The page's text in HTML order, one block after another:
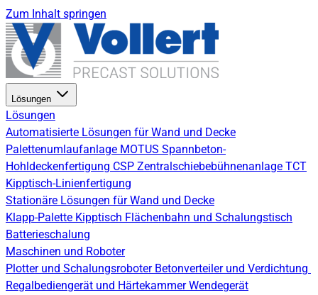
Zum Inhalt springen
Lösungen
Lösungen
Automatisierte Lösungen für Wand und Decke
Palettenumlaufanlage MOTUS Spannbeton-
Hohldeckenfertigung CSP Zentralschiebebühnenanlage TCT
Kipptisch-Linienfertigung
Stationäre Lösungen für Wand und Decke
Klapp-Palette Kipptisch Flächenbahn und Schalungstisch
Batterieschalung
Maschinen und Roboter
Plotter und Schalungsroboter Betonverteiler und Verdichtung
Regalbediengerät und HärtekammerWendegerät